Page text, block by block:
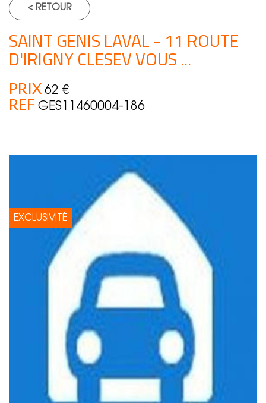
< RETOUR
SAINT GENIS LAVAL - 11 ROUTE
D'IRIGNY CLESEV VOUS ...
PRIX 62 €
REF GES11460004-186
EXCLUSIVITÉ